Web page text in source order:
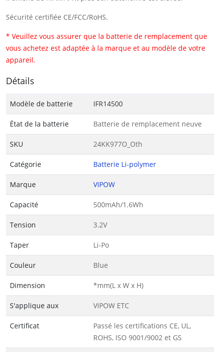
Sécurité certifiée CE/FCC/RoHS.
* Veuillez vous assurer que la batterie de remplacement que
vous achetez est adaptée à la marque et au modèle de votre
appareil.
Détails
Modèle de batterie IFR14500
État de la batterie Batterie de remplacement neuve
SKU 24KK977O_Oth
Catégorie Batterie Li-polymer
Marque VIPOW
Capacité 500mAh/1.6Wh
Tension 3.2V
Taper Li-Po
Couleur Blue
Dimension *mm(L x W x H)
S'applique aux VIPOW ETC
Certificat
Passé les certifications CE, UL,
ROHS, ISO 9001/9002 et GS